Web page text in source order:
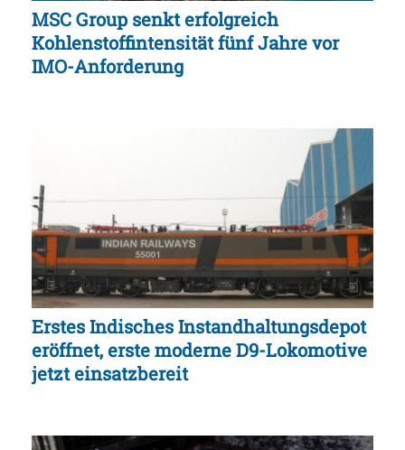
MSC Group senkt erfolgreich
Kohlenstoffintensität fünf Jahre vor
IMO-Anforderung
Erstes Indisches Instandhaltungsdepot
eröffnet, erste moderne D9-Lokomotive
jetzt einsatzbereit